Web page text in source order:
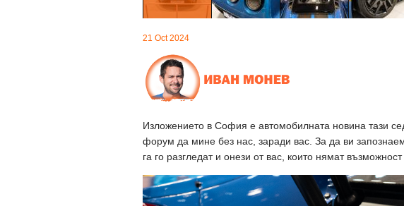
21 Oct 2024
Изложението в София е автомобилната новина тази
форум да мине без нас, заради вас. За да ви
га го разгледат и онези от вас, които нямат